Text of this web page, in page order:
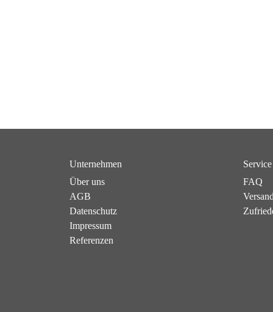
Unternehmen
Über uns
AGB
Datenschutz
Impressum
Referenzen
FAQ